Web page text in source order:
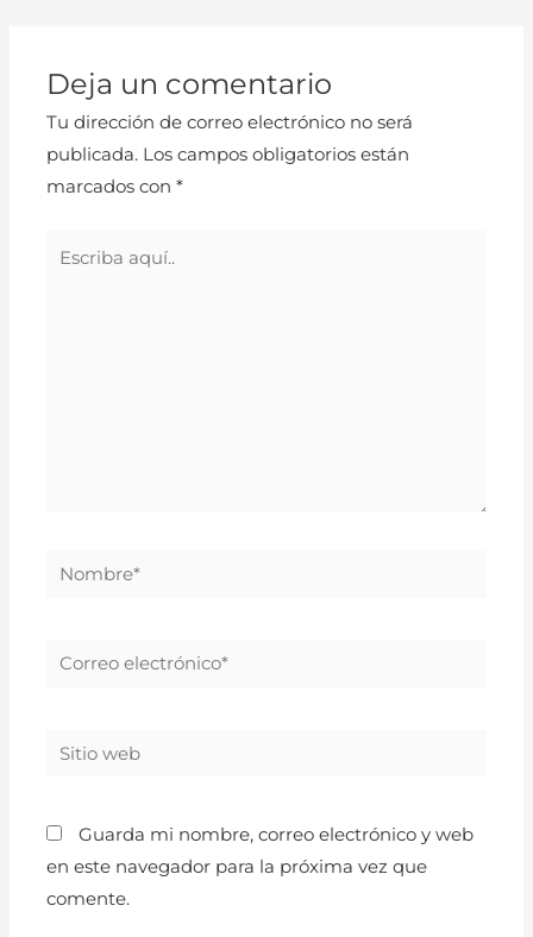
Deja un comentario
Tu dirección de correo electrónico no será
publicada. Los campos obligatorios están
marcados con*
Guarda mi nombre, correo electrónico y web
en este navegador para la próxima vez que
comente.